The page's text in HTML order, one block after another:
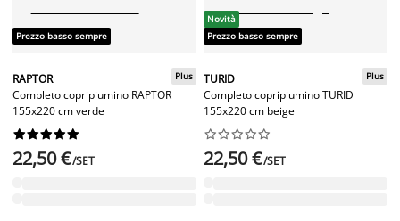
Prezzo basso sempre
RAPTOR
Completo copripiumino RAPTOR
155x220 cm verde
Plus






22,50 €/SET
Novità
Prezzo basso sempre
TURID
Completo copripiumino TURID
155x220 cm beige
Plus






22,50 €/SET